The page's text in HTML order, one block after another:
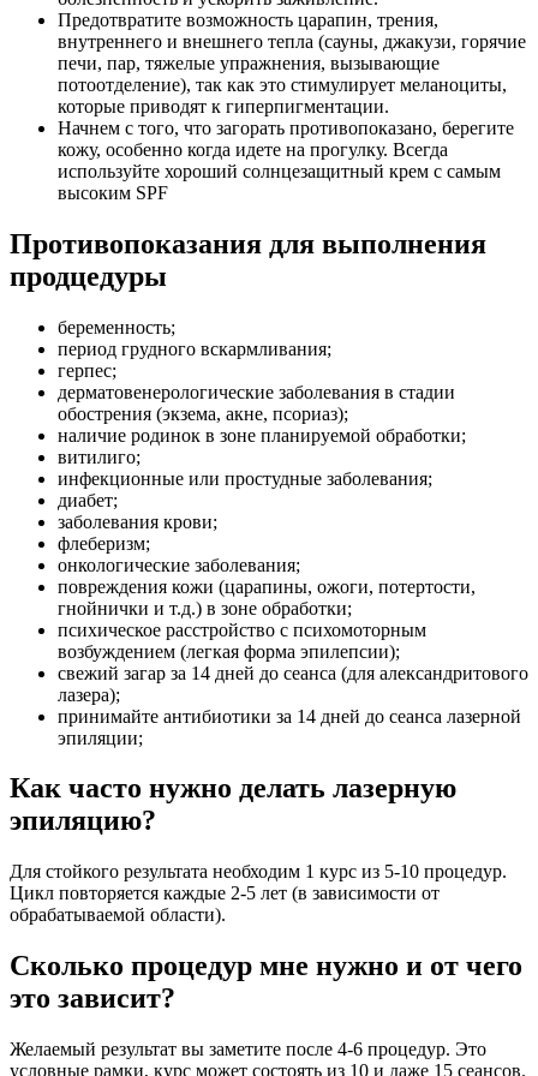
Предотвратите возможность царапин, трения,
внутреннего и внешнего тепла (сауны, джакузи, горячие
печи, пар, тяжелые упражнения, вызывающие
потоотделение), так как это стимулирует меланоциты,
которые приводят к гиперпигментации.
Начнем с того, что загорать противопоказано, берегите
кожу, особенно когда идете на прогулку. Всегда
используйте хороший солнцезащитный крем с самым
высоким SPF
Противопоказания для выполнения
продцедуры
беременность;
период грудного вскармливания;
герпес;
дерматовенерологические заболевания в стадии
обострения (экзема, акне, псориаз);
наличие родинок в зоне планируемой обработки;
витилиго;
инфекционные или простудные заболевания;
диабет;
заболевания крови;
флеберизм;
онкологические заболевания;
повреждения кожи (царапины, ожоги, потертости,
гнойнички и т.д.) в зоне обработки;
психическое расстройство с психомоторным
возбуждением (легкая форма эпилепсии);
свежий загар за 14 дней до сеанса (для александритового
лазера);
принимайте антибиотики за 14 дней до сеанса лазерной
эпиляции;
Как часто нужно делать лазерную
эпиляцию?
Для стойкого результата необходим 1 курс из 5-10 процедур.
Цикл повторяется каждые 2-5 лет (в зависимости от
обрабатываемой области).
Сколько процедур мне нужно и от чего
это зависит?
Желаемый результат вы заметите после 4-6 процедур. Это
условные рамки, курс может состоять из 10 и даже 15 сеансов.